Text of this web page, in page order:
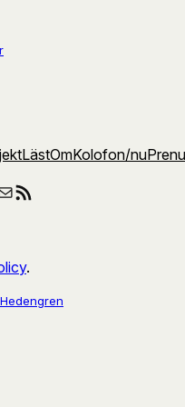
LästOmKolofon/nu
post
RSS-flöde
.